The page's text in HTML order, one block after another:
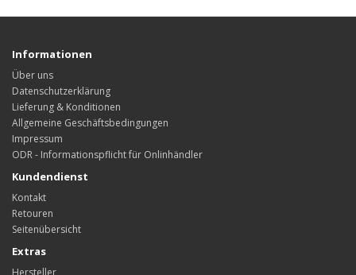
Informationen
Über uns
Datenschutzerklärung
Lieferung & Konditionen
Allgemeine Geschäftsbedingungen
Impressum
ODR - Informationspflicht für Onlinhändler
Kundendienst
Kontakt
Retouren
Seitenübersicht
Extras
Hersteller